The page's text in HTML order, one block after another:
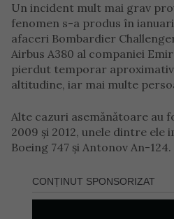
Un incident mult mai grav
fenomen s-a produs în
afaceri Bombardier
Airbus A380 al companiei
pierdut temporar
altitudine, iar mai multe
Alte cazuri asemănătoare au
2009 și 2012, unele dintre ele
Boeing 747 și Antonov An-124.